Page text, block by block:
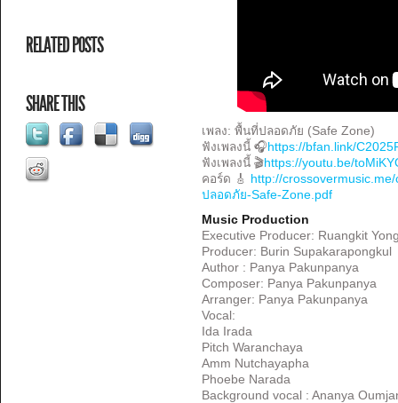
RELATED POSTS
SHARE THIS
เพลง: พื้นที่ปลอดภัย (Safe Zone)
ฟังเพลงนี้ 🎧 https://bfan.link/
ฟังเพลงนี้ 🎬https://youtu.be/
คอร์ด 🎸 http://
ปลอดภัย-Safe-Zone.pdf
Music Production
Executive Producer: Ruangkit
Producer: Burin Supakarapongkul
Author : Panya Pakunpanya
Composer: Panya Pakunpanya
Arranger: Panya Pakunpanya
Vocal:
Ida Irada
Pitch Waranchaya
Amm Nutchayapha
Phoebe Narada
Background vocal : Ananya